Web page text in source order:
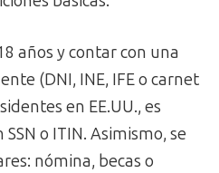
años y contar con una
(DNI, INE, IFE o carnet
en EE.UU., es
o ITIN. Asimismo, se
nómina, becas o